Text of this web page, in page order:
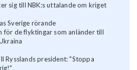
sig till NBK:s uttalande om kriget
Sverige rörande
för de flyktingar som anländer till
Rysslands president: "Stoppa